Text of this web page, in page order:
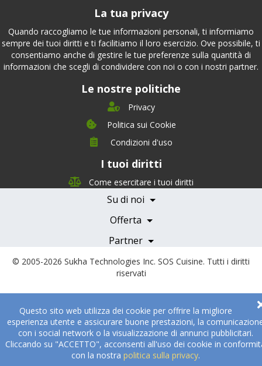
Questo sito web utilizza dei cookie per offrire la migliore
esperienza utente e assicurare buone prestazioni, la
con i social network o la visualizzazione di annunci pubblicitari.
Cliccando su "ACCETTO", acconsenti all'uso dei cookie in
con la nostra politica sulla privacy.
La tua privacy
Quando raccogliamo le tue informazioni personali, ti informiamo
sempre dei tuoi diritti e ti facilitiamo il loro esercizio. Ove possibile, ti
consentiamo anche di gestire le tue preferenze sulla quantità di
informazioni che scegli di condividere con noi o con i nostri partner.
Le nostre politiche
Privacy
Politica sui Cookie
Condizioni d'uso
I tuoi diritti
Come esercitare i tuoi diritti
Su di noi
Chi siamo
Management Team
Team Nutrizione
Offerta
Testimonials
Servizi e Tariffe
Partner
Medici e Professionisti
Becoming a Partner
© 2005-2026 Sukha Technologies Inc. SOS Cuisine. Tutti i diritti
riservati